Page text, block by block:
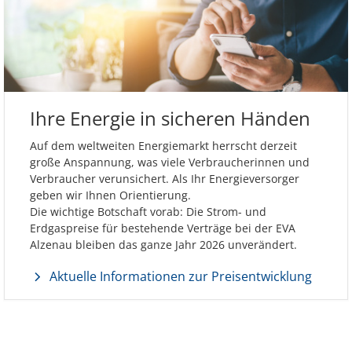
Ihre Energie in sicheren Händen
Auf dem weltweiten Energiemarkt herrscht derzeit
große Anspannung, was viele Verbraucherinnen und
Verbraucher verunsichert. Als Ihr Energieversorger
geben wir Ihnen Orientierung.
Die wichtige Botschaft vorab: Die Strom- und
Erdgaspreise für bestehende Verträge bei der EVA
Alzenau bleiben das ganze Jahr 2026 unverändert.
Aktuelle Informationen zur Preisentwicklung